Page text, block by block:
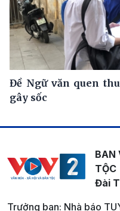
Đề Ngữ văn quen
gây sốc
BAN
TỘC
Đài
Trưởng ban: Nhà báo